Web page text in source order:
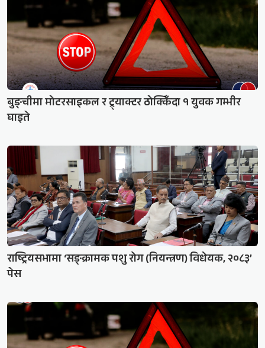
बुङ्चीमा मोटरसाइकल र ट्र्याक्टर ठोक्किँदा १ युवक गम्भीर
घाइते
राष्ट्रियसभामा ‘सङ्क्रामक पशु रोग (नियन्त्रण) विधेयक, २०८३’
पेस